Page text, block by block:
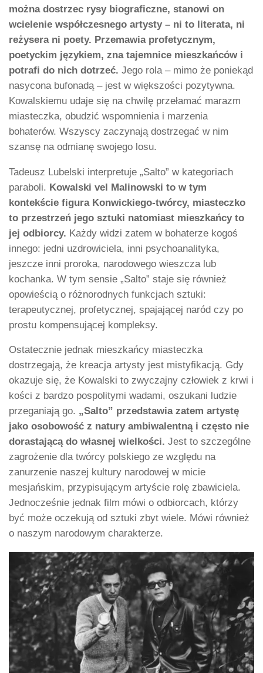
można dostrzec rysy biograficzne, stanowi on
wcielenie współczesnego artysty – ni to literata, ni
reżysera ni poety. Przemawia profetycznym,
poetyckim językiem, zna tajemnice mieszkańców i
potrafi do nich dotrzeć. Jego rola – mimo że poniekąd
nasycona bufonadą – jest w większości pozytywna.
Kowalskiemu udaje się na chwilę przełamać marazm
miasteczka, obudzić wspomnienia i marzenia
bohaterów. Wszyscy zaczynają dostrzegać w nim
szansę na odmianę swojego losu.
Tadeusz Lubelski interpretuje „Salto” w kategoriach
paraboli. Kowalski vel Malinowski to w tym
kontekście figura Konwickiego-twórcy, miasteczko
to przestrzeń jego sztuki natomiast mieszkańcy to
jej odbiorcy. Każdy widzi zatem w bohaterze kogoś
innego: jedni uzdrowiciela, inni psychoanalityka,
jeszcze inni proroka, narodowego wieszcza lub
kochanka. W tym sensie „Salto” staje się również
opowieścią o różnorodnych funkcjach sztuki:
terapeutycznej, profetycznej, spajającej naród czy po
prostu kompensującej kompleksy.
Ostatecznie jednak mieszkańcy miasteczka
dostrzegają, że kreacja artysty jest mistyfikacją. Gdy
okazuje się, że Kowalski to zwyczajny człowiek z krwi i
kości z bardzo pospolitymi wadami, oszukani ludzie
przeganiają go. „Salto” przedstawia zatem artystę
jako osobowość z natury ambiwalentną i często nie
dorastającą do własnej wielkości. Jest to szczególne
zagrożenie dla twórcy polskiego ze względu na
zanurzenie naszej kultury narodowej w micie
mesjańskim, przypisującym artyście rolę zbawiciela.
Jednocześnie jednak film mówi o odbiorcach, którzy
być może oczekują od sztuki zbyt wiele. Mówi również
o naszym narodowym charakterze.